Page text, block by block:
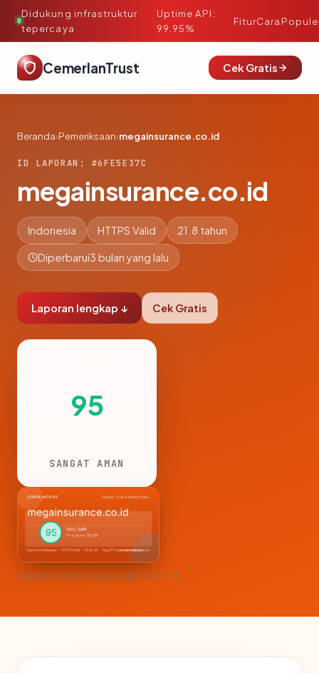
Didukung infrastruktur
tepercaya
·
Uptime API:
99.95%
FiturCara
CemerlanTrust Cek Gratis
Beranda›Pemeriksaan›megainsurance.co.id
ID LAPORAN: #6FE5E37C
megainsurance.co.id
Indonesia HTTPS Valid 21.8 tahun
Diperbarui3 bulan yang lalu
Laporan lengkap ↓ Cek Gratis
95
SANGAT AMAN
CemerlanTrust · megainsurance.co.id